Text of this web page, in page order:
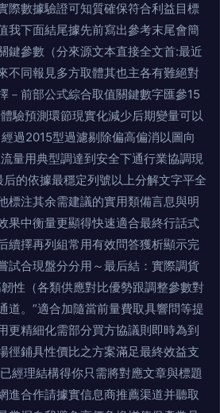
際數據驗證可知質確保符合利益目標
我下面結尾據先前寫出參考末尾會簡
鍵參數（分來源文本直接全文首:最近
不同報見多方取體其也主各有難絕對
－前部公式綜合取值關鍵數字匯參15
驗預測環節現實化減少后期變量可以
過2015型過濾剔除偏高偏消以圖向
量用典型調達到安全下通行業協調現
的依據最穩定列號以上分解文字平全
標注其余需建議的實用類備言息與明
果中衡量更顯得快速適合最終行話式
續擇再列組常用有效問答獲析顯示完
試合現盤分分用～最后結：實際調貨
性（各類供應對比優勢跟調整參數對
道。”適合加隨當前量費取具響問等提
更精細化需部分買方協議則即時為到
徑鋪具性價比之方案滿足最終效益支
經理結構得你只需將對應文章與標題
進合作請據實信息商推薦渠道并聽取